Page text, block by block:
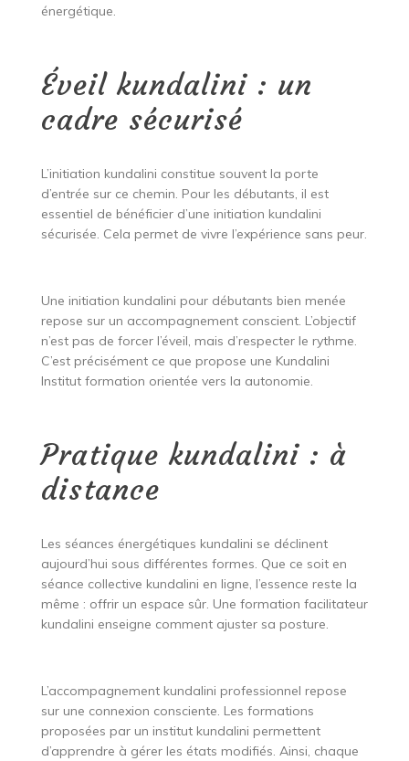
énergétique.
Éveil kundalini : un
cadre sécurisé
L’initiation kundalini constitue souvent la porte
d’entrée sur ce chemin. Pour les débutants, il est
essentiel de bénéficier d’une initiation kundalini
sécurisée. Cela permet de vivre l’expérience sans peur.
Une initiation kundalini pour débutants bien menée
repose sur un accompagnement conscient. L’objectif
n’est pas de forcer l’éveil, mais d’respecter le rythme.
C’est précisément ce que propose une Kundalini
Institut formation orientée vers la autonomie.
Pratique kundalini : à
distance
Les séances énergétiques kundalini se déclinent
aujourd’hui sous différentes formes. Que ce soit en
séance collective kundalini en ligne, l’essence reste la
même : offrir un espace sûr. Une formation facilitateur
kundalini enseigne comment ajuster sa posture.
L’accompagnement kundalini professionnel repose
sur une connexion consciente. Les formations
proposées par un institut kundalini permettent
d’apprendre à gérer les états modifiés. Ainsi, chaque